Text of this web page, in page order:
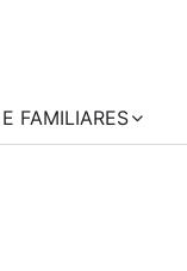
FAMILIARES